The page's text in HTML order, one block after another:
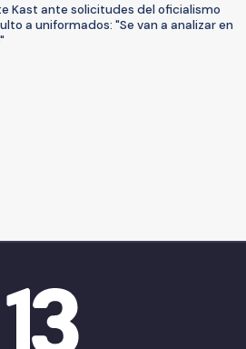
Kast ante solicitudes del oficialismo
a uniformados: "Se van a analizar en